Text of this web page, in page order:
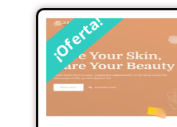
¡Oferta!